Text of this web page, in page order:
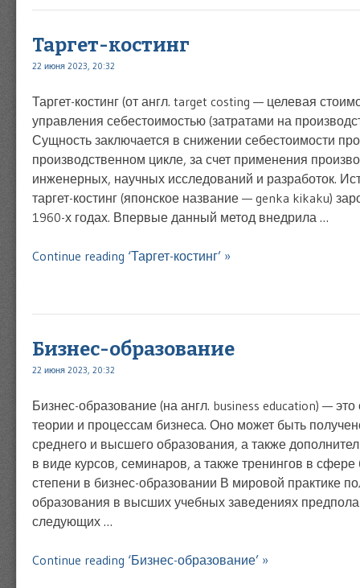
Таргет-костинг
22 июня 2023, 20:32
Таргет-костинг (от англ. target costing — целевая
управления себестоимостью (затратами на
Сущность заключается в снижении себестоимости
производственном цикле, за счет применения
инженерных, научных исследований и разработок.
таргет-костинг (японское название — genka kikaku)
1960-х годах. Впервые данный метод внедрила …
Continue reading ‘Таргет-костинг’ »
Бизнес-образование
22 июня 2023, 20:32
Бизнес-образование (на англ. business education) —
теории и процессам бизнеса. Оно может быть
среднего и высшего образования, а также
в виде курсов, семинаров, а также тренингов в
степени в бизнес-образовании В мировой практике
образования в высших учебных заведениях
следующих …
Continue reading ‘Бизнес-образование’ »